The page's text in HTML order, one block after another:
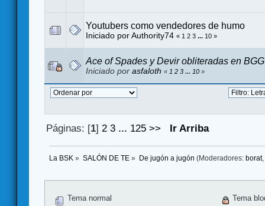
Youtubers como vendedores de humo
Iniciado por Authority74 « 1 2 3 ... 10 »
Ace of Spades y Devir obliteradas en
Iniciado por asfaloth « 1 2 3 ... 10 »
Páginas: [1] 2 3 ... 125 >> Ir Arriba
La BSK » SALÓN DE TE» De jugón a jugón (Moderadores: borat,
Tema normal
Tema